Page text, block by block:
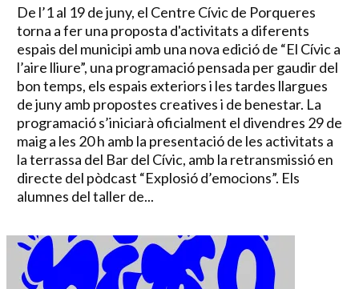
De l’1 al 19 de juny, el Centre Cívic de Porqueres
torna a fer una proposta d'activitats a diferents
espais del municipi amb una nova edició de “El Cívic a
l’aire lliure”, una programació pensada per gaudir del
bon temps, els espais exteriors i les tardes llargues
de juny amb propostes creatives i de benestar. La
programació s’iniciarà oficialment el divendres 29 de
maig a les 20 h amb la presentació de les activitats a
la terrassa del Bar del Cívic, amb la retransmissió en
directe del pòdcast “Explosió d’emocions”. Els
alumnes del taller de...